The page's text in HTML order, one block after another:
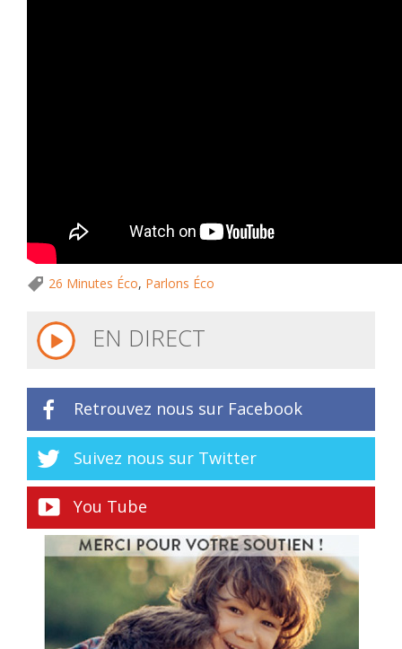
26 Minutes Éco, Parlons Éco
EN DIRECT
Retrouvez nous sur Facebook
Suivez nous sur Twitter
You Tube